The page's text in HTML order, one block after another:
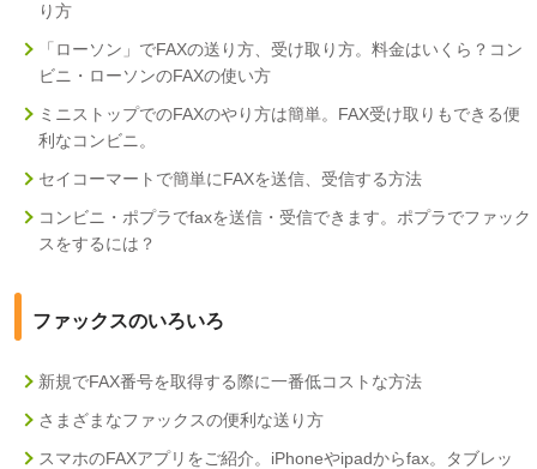
り方
「ローソン」でFAXの送り方、受け取り方。料金はいくら？コン
ビニ・ローソンのFAXの使い方
ミニストップでのFAXのやり方は簡単。FAX受け取りもできる便
利なコンビニ。
セイコーマートで簡単にFAXを送信、受信する方法
コンビニ・ポプラでfaxを送信・受信できます。ポプラでファック
スをするには？
ファックスのいろいろ
新規でFAX番号を取得する際に一番低コストな方法
さまざまなファックスの便利な送り方
スマホのFAXアプリをご紹介。iPhoneやipadからfax。タブレッ